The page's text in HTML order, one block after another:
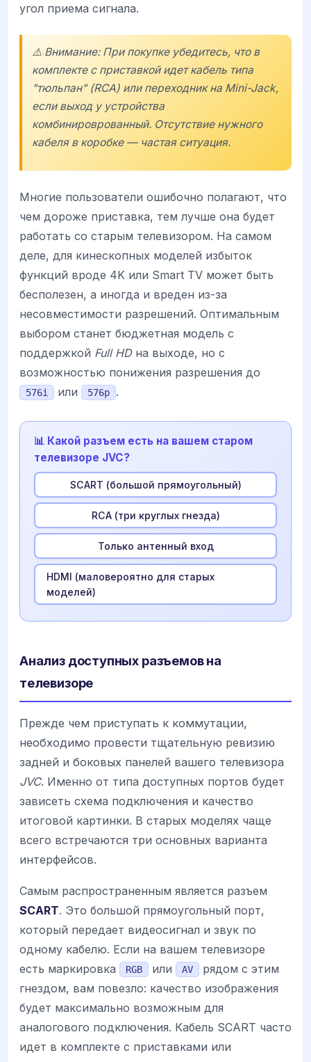
угол приема сигнала.
⚠️ Внимание: При покупке убедитесь, что в
комплекте с приставкой идет кабель типа
"тюльпан" (RCA) или переходник на Mini-Jack,
если выход у устройства
комбинироврованный. Отсутствие нужного
кабеля в коробке — частая ситуация.
Многие пользователи ошибочно полагают, что
чем дороже приставка, тем лучше она будет
работать со старым телевизором. На самом
деле, для кинескопных моделей избыток
функций вроде 4K или Smart TV может быть
бесполезен, а иногда и вреден из-за
несовместимости разрешений. Оптимальным
выбором станет бюджетная модель с
поддержкой Full HDна выходе, но с
возможностью понижения разрешения до
576i или 576p .
📊 Какой разъем есть на вашем старом
телевизоре JVC?
SCART (большой прямоугольный)
RCA (три круглых гнезда)
Только антенный вход
HDMI (маловероятно для старых
моделей)
Анализ доступных разъемов на
телевизоре
Прежде чем приступать к коммутации,
необходимо провести тщательную ревизию
задней и боковых панелей вашего телевизора
JVC. Именно от типа доступных портов будет
зависеть схема подключения и качество
итоговой картинки. В старых моделях чаще
всего встречаются три основных варианта
интерфейсов.
Самым распространенным является разъем
SCART. Это большой прямоугольный порт,
который передает видеосигнал и звук по
одному кабелю. Если на вашем телевизоре
есть маркировка
RGB или AV
рядом с этим
гнездом, вам повезло: качество изображения
будет максимально возможным для
аналогового подключения. Кабель SCART часто
идет в комплекте с приставками или